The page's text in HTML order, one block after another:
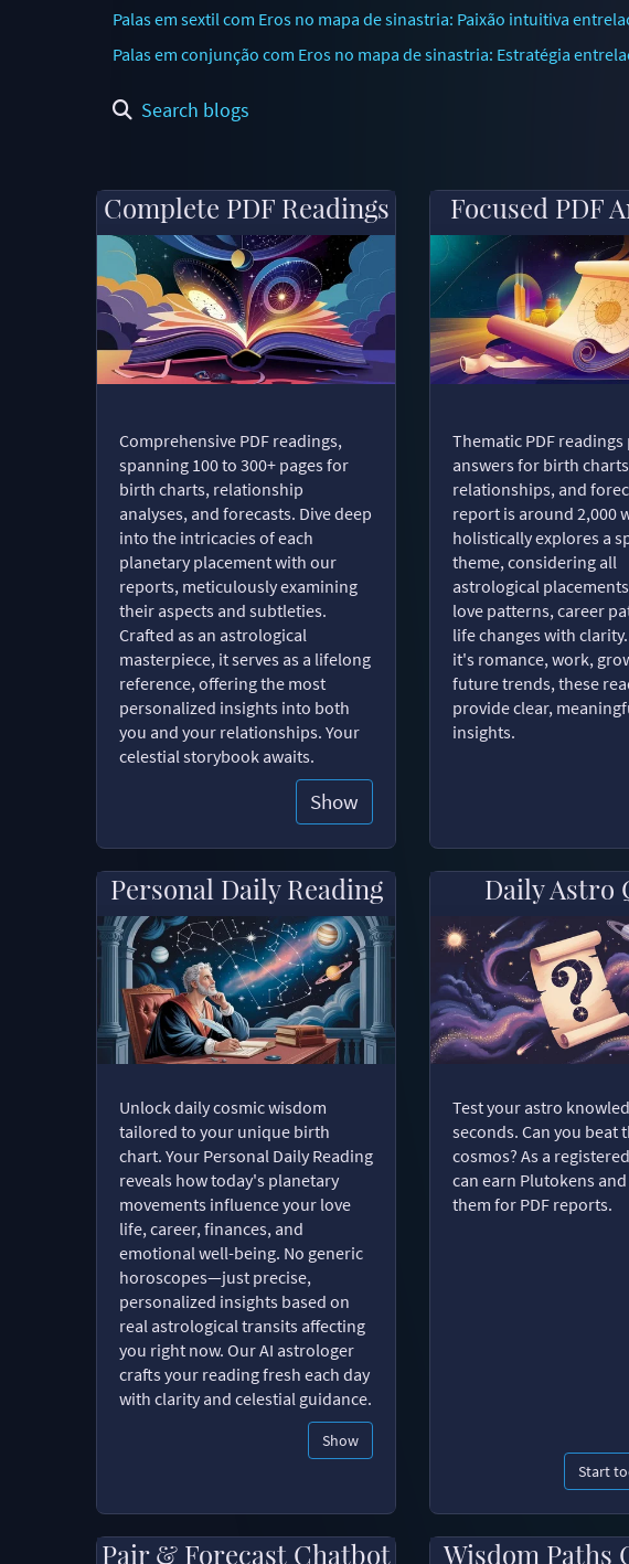
Palas em sextil com Eros no mapa de sinastria: Paixão intuitiva
Palas em conjunção com Eros no mapa de sinastria: Estratégia
Search blogs
Complete PDF Readings
Comprehensive PDF readings,
spanning 100 to 300+ pages for
birth charts, relationship
analyses, and forecasts. Dive deep
into the intricacies of each
planetary placement with our
reports, meticulously examining
their aspects and subtleties.
Crafted as an astrological
masterpiece, it serves as a lifelong
reference, offering the most
personalized insights into both
you and your relationships. Your
celestial storybook awaits.
Show
Focused PDF
Thematic PDF
answers for birth
relationships, and
report is around 2,000
holistically explores a
theme, considering all
astrological
love patterns, career
life changes with
it's romance, work,
future trends, these
provide clear,
insights.
Personal Daily Reading
Unlock daily cosmic wisdom
tailored to your unique birth
chart. Your Personal Daily Reading
reveals how today's planetary
movements influence your love
life, career, finances, and
emotional well-being. No generic
horoscopes—just precise,
personalized insights based on
real astrological transits affecting
you right now. Our AI astrologer
crafts your reading fresh each day
with clarity and celestial guidance.
Show
Daily Astro
Test your astro
seconds. Can you beat
cosmos? As a
can earn Plutokens
them for PDF reports.
Start
Pair & Forecast Chatbot Wisdom Paths